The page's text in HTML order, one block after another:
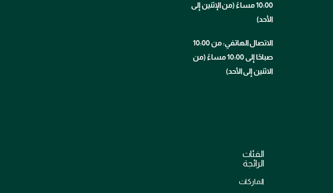
10:00 مساءً (من الإثنين إلى
الأحد)
الاتصال الهاتفي: من 10:00
صباحًا إلى 10:00 مساءً (من
الاثنين إلى الأحد)
الفئات
الرائجة
الماركات